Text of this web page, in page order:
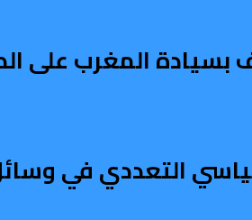
بسيادة المغرب على
التعددي في